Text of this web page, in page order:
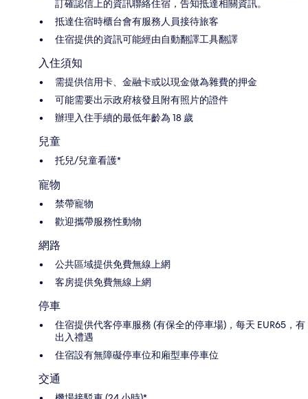
訂確認信上的資訊聯絡住宿，告知抵達相關資訊。
抵達住宿時櫃台會有服務人員接待旅客
住宿提供的資訊可能經由自動翻譯工具翻譯
入住須知
需提供信用卡、金融卡或以現金做為雜費的押金
可能需要出示政府核發且附有照片的證件
辦理入住手續的最低年齡為 18 歲
兒童
托兒/兒童看護*
寵物
禁帶寵物
歡迎攜帶服務性動物
網路
公共區域提供免費無線上網
客房提供免費無線上網
停車
住宿提供代客停車服務 (有保全的停車場)，每天 EUR65，有
出入禮遇
住宿設有無障礙停車位和廂型車停車位
交通